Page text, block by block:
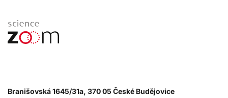
Branišovská 1645/31a, 370 05 České Budějovice